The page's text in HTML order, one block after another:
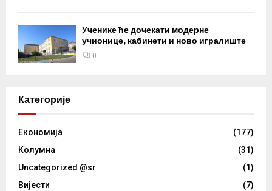
Ученике ће дочекати модерне
учионице, кабинети и ново игралиште
0
Категорије
Eкономија
(177)
Kолумнa
(31)
Uncategorized @sr
(1)
Вијести
(7)